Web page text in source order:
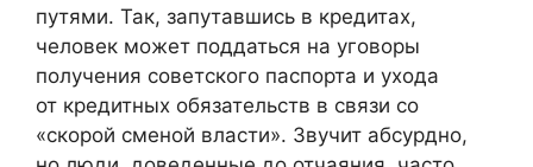
путями. Так, запутавшись в кредитах,
человек может поддаться на уговоры
получения советского паспорта и ухода
от кредитных обязательств в связи со
«скорой сменой власти». Звучит абсурдно,